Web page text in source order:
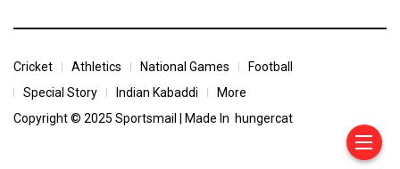
Cricket Athletics National Games
Football
Special Story
Indian Kabaddi
More
Copyright © 2025 Sportsmail | Made In hungercat